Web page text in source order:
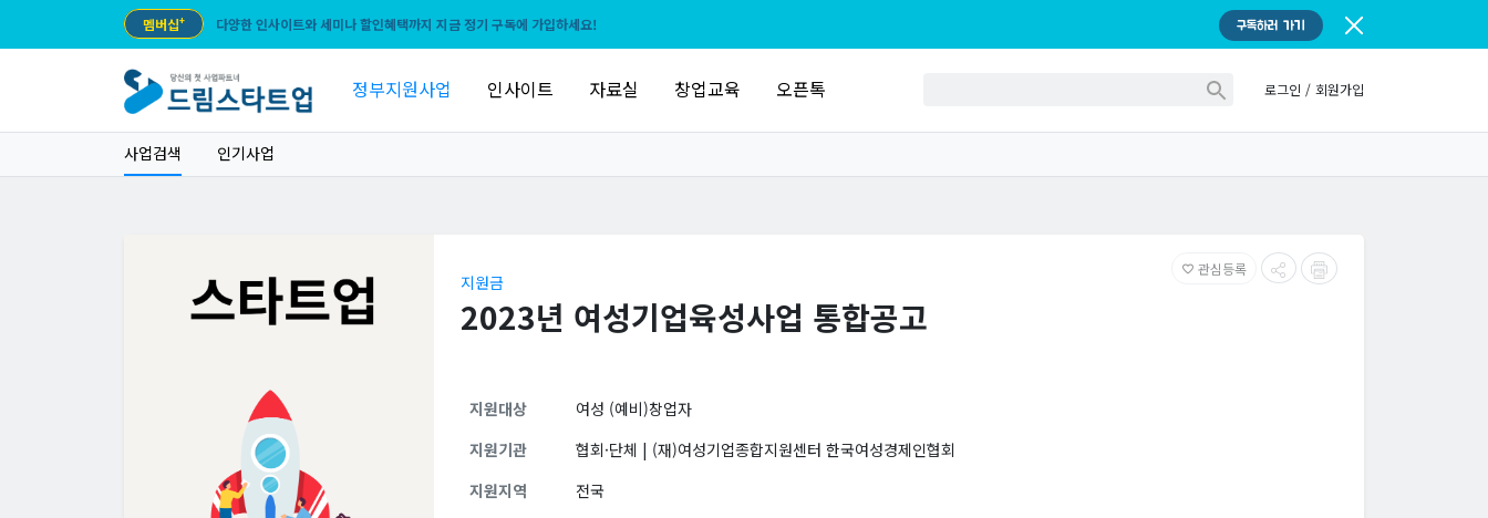
멤버십+ 다양한 인사이트와 세미나 할인혜택까지 지금 정기 구독에 가입하세요! 구독하러 가기
정부지원사업 인사이트 자료실 창업교육 오픈톡 로그인 / 회원가입
사업검색 인기사업
favorite_border 관심등록
지원금
2023년 여성기업육성사업 통합공고
지원대상
여성 (예비)창업자
지원기관
협회·단체 | (재)여성기업종합지원센터 한국여성경제인협회
지원지역
전국